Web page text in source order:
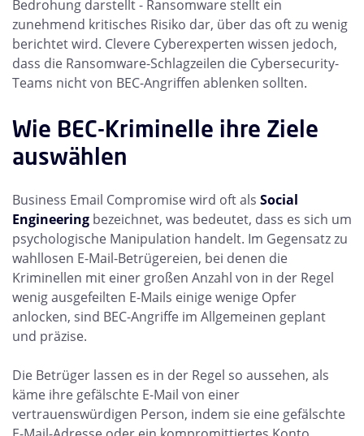
Bedrohung darstellt - Ransomware stellt ein
zunehmend kritisches Risiko dar, über das oft zu wenig
berichtet wird. Clevere Cyberexperten wissen jedoch,
dass die Ransomware-Schlagzeilen die Cybersecurity-
Teams nicht von BEC-Angriffen ablenken sollten.
Wie BEC-Kriminelle ihre Ziele
auswählen
Business Email Compromise wird oft als Social
Engineering bezeichnet, was bedeutet, dass es sich um
psychologische Manipulation handelt. Im Gegensatz zu
wahllosen E-Mail-Betrügereien, bei denen die
Kriminellen mit einer großen Anzahl von in der Regel
wenig ausgefeilten E-Mails einige wenige Opfer
anlocken, sind BEC-Angriffe im Allgemeinen geplant
und präzise.
Die Betrüger lassen es in der Regel so aussehen, als
käme ihre gefälschte E-Mail von einer
vertrauenswürdigen Person, indem sie eine gefälschte